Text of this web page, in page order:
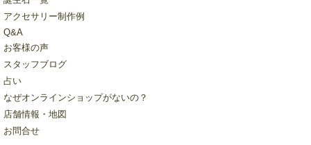
アクセサリー制作例
Q&A
お客様の声
スタッフブログ
占い
なぜオンラインショップがないの？
店舗情報・地図
お問合せ